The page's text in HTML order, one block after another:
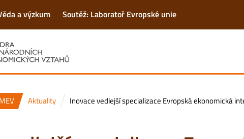
a výzkum Soutěž: Laboratoř Evropské unie
Aktuality Inovace vedlejší specializace Evropská ekonomická